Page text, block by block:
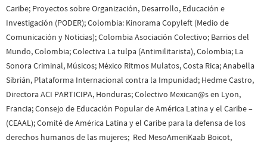
Caribe; Proyectos sobre Organización, Desarrollo, Educación e
Investigación (PODER); Colombia: Kinorama Copyleft (Medio de
Comunicación y Noticias); Colombia Asociación Colectivo; Barrios del
Mundo, Colombia; Colectiva La tulpa (Antimilitarista), Colombia; La
Sonora Criminal, Músicos; México Ritmos Mulatos, Costa Rica; Anabella
Sibrián, Plataforma Internacional contra la Impunidad; Hedme Castro,
Directora ACI PARTICIPA, Honduras; Colectivo Mexican@s en Lyon,
Francia; Consejo de Educación Popular de América Latina y el Caribe –
(CEAAL); Comité de América Latina y el Caribe para la defensa de los
derechos humanos de las mujeres; Red MesoAmeriKaab Boicot,